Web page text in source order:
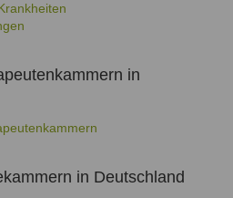
in
in Deutschland